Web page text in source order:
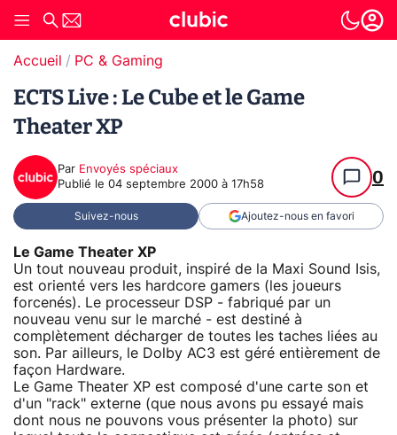
Accueil PC & Gaming
ECTS Live : Le Cube et le Game
Theater XP
Par Envoyés spéciaux
Publié le 04 septembre 2000 à 17h58 0
Suivez-nous Ajoutez-nous en favori
Le Game Theater XP
Un tout nouveau produit, inspiré de la Maxi Sound Isis,
est orienté vers les hardcore gamers (les joueurs
forcenés). Le processeur DSP - fabriqué par un
nouveau venu sur le marché - est destiné à
complètement décharger de toutes les taches liées au
son. Par ailleurs, le Dolby AC3 est géré entièrement de
façon Hardware.
Le Game Theater XP est composé d'une carte son et
d'un "rack" externe (que nous avons pu essayé mais
dont nous ne pouvons vous présenter la photo) sur